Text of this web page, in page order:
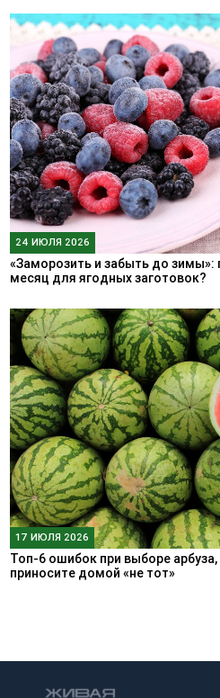
24 ИЮЛЯ 2026
«Заморозить и забыть до
месяц для ягодных заготовок?
17 ИЮЛЯ 2026
Топ-6 ошибок при выборе
приносите домой «не тот»